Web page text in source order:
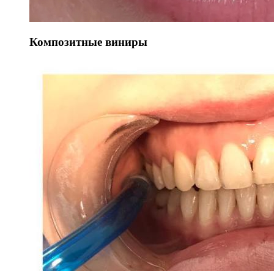
Композитные виниры